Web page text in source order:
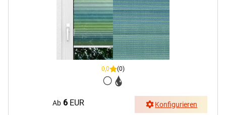
0,0 (0)
Ab 6EUR Konfigurieren